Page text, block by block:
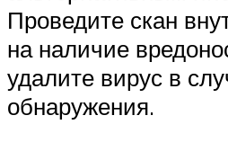
Проведите скан
на наличие
удалите вирус в
обнаружения.